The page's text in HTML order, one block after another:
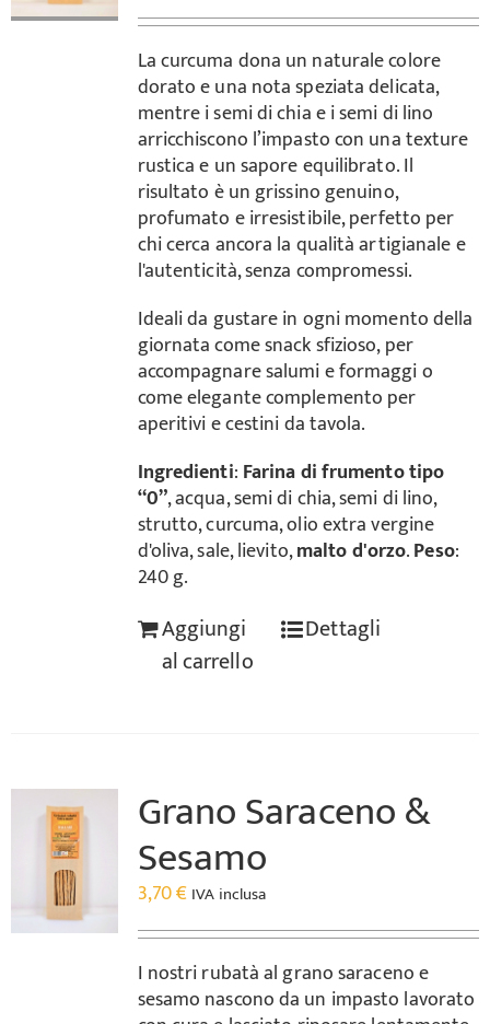
La curcuma dona un naturale colore
dorato e una nota speziata delicata,
mentre i semi di chia e i semi di lino
arricchiscono l’impasto con una texture
rustica e un sapore equilibrato. Il
risultato è un grissino genuino,
profumato e irresistibile, perfetto per
chi cerca ancora la qualità artigianale e
l'autenticità, senza compromessi.
Ideali da gustare in ogni momento della
giornata come snack sfizioso, per
accompagnare salumi e formaggi o
come elegante complemento per
aperitivi e cestini da tavola.
Ingredienti: Farina di frumento tipo
“0”, acqua, semi di chia, semi di lino,
strutto, curcuma, olio extra vergine
d'oliva, sale, lievito,malto d'orzo.Peso:
240 g.
Aggiungi
al carrello
Dettagli
Grano Saraceno &
Sesamo
3,70€ IVA inclusa
I nostri rubatà al grano saraceno e
sesamo nascono da un impasto lavorato